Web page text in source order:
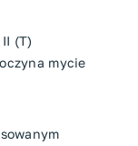
(T)
mycie